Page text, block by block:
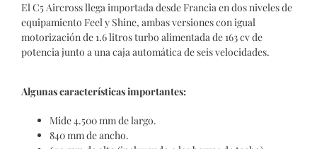
El C5 Aircross llega importada desde Francia en dos niveles de
equipamiento Feel y Shine, ambas versiones con igual
motorización de 1.6 litros turbo alimentada de 163 cv de
potencia junto a una caja automática de seis velocidades.
Algunas características importantes:
Mide 4.500 mm de largo.
840 mm de ancho.